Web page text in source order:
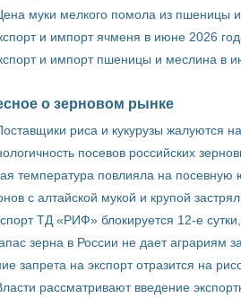
муки мелкого помола из пшеницы
и импорт ячменя в июне 2026
и импорт пшеницы и меслина в
о зерновом рынке
риса и кукурузы жалуются
посевов российских
температура повлияла на
с алтайской мукой и крупой
ТД «РИФ» блокируется 12-е
зерна в России не дает аграриям
запрета на экспорт отразится на
рассматривают введение